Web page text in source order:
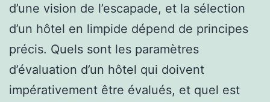
d’une vision de l’escapade, et la sélection
d’un hôtel en limpide dépend de principes
précis. Quels sont les paramètres
d’évaluation d’un hôtel qui doivent
impérativement être évalués, et quel est